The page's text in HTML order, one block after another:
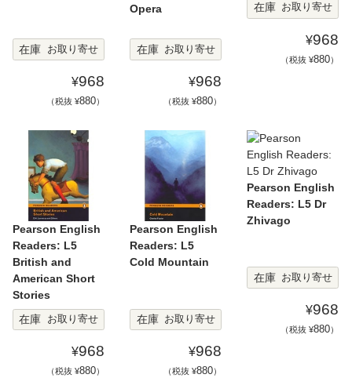
在庫 お取り寄せ
¥968
（税抜 ¥880）
Opera
在庫 お取り寄せ
¥968
（税抜 ¥880）
在庫 お取り寄せ
¥968
（税抜 ¥880）
Pearson English
Readers: L5
British and
American Short
Stories
在庫
お取り寄せ
¥968
（税抜 ¥880）
Pearson English
Readers: L5
Cold Mountain
在庫 お取り寄せ
¥968
（税抜 ¥880）
Pearson English
Readers: L5 Dr
Zhivago
在庫 お取り寄せ
¥968
（税抜 ¥880）